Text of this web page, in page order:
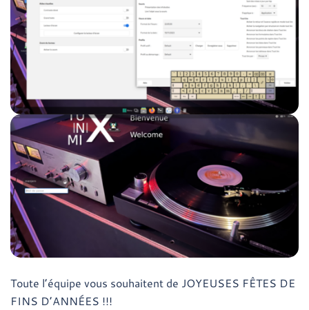
Toute l’équipe vous souhaitent de JOYEUSES FÊTES DE
FINS D’ANNÉES !!!